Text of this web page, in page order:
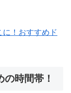
！おすすめド
の時間帯！